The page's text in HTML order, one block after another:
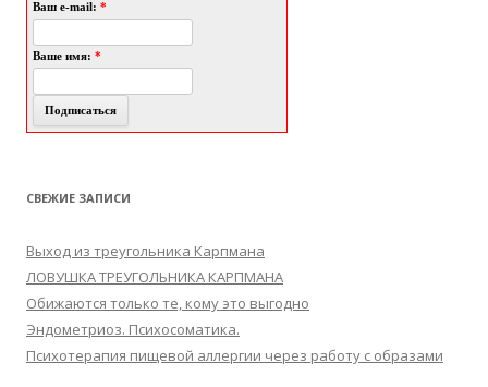
Ваш e-mail: *
Ваше имя: *
СВЕЖИЕ ЗАПИСИ
Выход из треугольника Карпмана
ЛОВУШКА ТРЕУГОЛЬНИКА КАРПМАНА
Обижаются только те, кому это выгодно
Эндометриоз. Психосоматика.
Психотерапия пищевой аллергии через работу с образами